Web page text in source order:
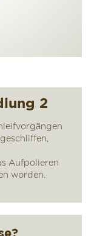
2
Aufpolieren
worden.